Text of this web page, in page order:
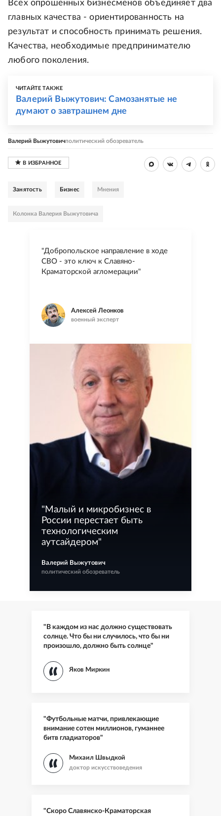
Всех опрошенных бизнесменов объединяет два
главных качества - ориентированность на
результат и способность принимать решения.
Качества, необходимые предпринимателю
любого поколения.
ЧИТАЙТЕ ТАКЖЕ
Валерий Выжутович: Самозанятые не
думают о завтрашнем дне
Валерий Выжутовичполитический обозреватель
Занятость Бизнес Мнения
Колонка Валерия Выжутовича
"Добропольское направление в ходе
СВО - это ключ к Славяно-
Краматорской агломерации"
Алексей Леонков
военный эксперт
" Малый и микробизнес в
России перестает быть
технологическим
аутсайдером"
Валерий Выжутович
политический обозреватель
"В каждом из нас должно существовать
солнце. Что бы ни случилось, что бы ни
произошло, должно быть солнце"
Яков Миркин
"Футбольные матчи, привлекающие
внимание сотен миллионов, гуманнее
битв гладиаторов"
Михаил Швыдкой
доктор искусствоведения
"Скоро Славянско-Краматорская